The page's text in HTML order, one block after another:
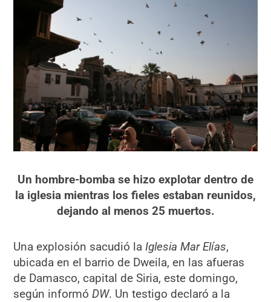
Un hombre-bomba se hizo explotar dentro de
la iglesia mientras los fieles estaban reunidos,
dejando al menos 25 muertos.
Una explosión sacudió laIglesia Mar Elías,
ubicada en el barrio de Dweila, en las afueras
de Damasco, capital de Siria, este domingo,
según informóDW. Un testigo declaró a la